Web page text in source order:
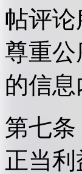
帖评
尊重
的信息
第七
正当